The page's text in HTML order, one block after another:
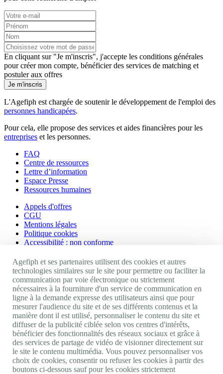
En cliquant sur "Je m'inscris", j'accepte les conditions générales
pour créer mon compte, bénéficier des services de matching et
postuler aux offres
Je m'inscris
L'Agefiph est chargée de soutenir le développement de l'emploi des
personnes handicapées.
Pour cela, elle propose des services et aides financières pour les
entreprises et les personnes.
FAQ
Centre de ressources
Lettre d’information
Espace Presse
Ressources humaines
Appels d'offres
CGU
Mentions légales
Politique cookies
Accessibilité : non conforme
Nos autres sites
Site portail Agefiph
Activateur de progrès
Handinnov
Innovation et recherche
Université du RRH
Service AppuiPro
Nous suivre
Youtube
Agefiph et ses partenaires utilisent des cookies et autres
technologies similaires sur le site pour permettre ou faciliter la
communication par voie électronique ou strictement
nécessaires à la fourniture d'un service de communication en
ligne à la demande expresse des utilisateurs ainsi que pour
mesurer l'audience du site et de ses différents contenus et la
manière dont il est utilisé, personnaliser le contenu du site et
diffuser de la publicité ciblée selon vos centres d'intérêts,
bénéficier des fonctionnalités des réseaux sociaux et grâce à
des services de partage de vidéo de visionner directement sur
le site le contenu multimédia. Vous pouvez personnaliser vos
choix de cookies, consentir ou refuser les cookies à partir des
boutons ci-dessous sauf pour les cookies strictement